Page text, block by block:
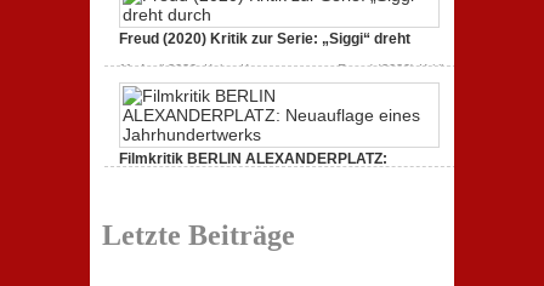
19. Mai 2020,Keine Kommentare
zu Endlich Tacheles
(2020) Kritik zum Dokumentarfilm: unverständlich,
unmissverständlich.
Freud (2020) Kritik zur Serie: „Siggi“ dreht
11. April 2020,Keine Kommentarezu Freud (2020) Kritik
zur Serie: „Siggi“ dreht durch
Filmkritik BERLIN ALEXANDERPLATZ:
ALEXANDERPLATZ: Neuauflage eines
Jahrhundertwerks
Letzte Beiträge